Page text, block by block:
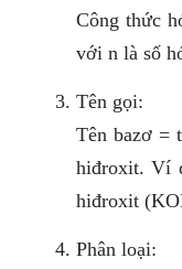
Công thức
với n là số
Tên gọi:
Tên bazơ =
hiđroxit. Ví
hiđroxit
Phân loại: